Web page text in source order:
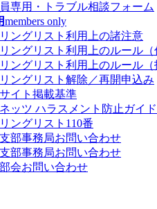
専用・トラブル相談フォーム
members only
ングリスト利用上の諸注意
ングリスト利用上のルール（
ングリスト利用上のルール（
ングリスト解除／再開申込み
イト掲載基準
ッツ ハラスメント防止ガイ
ングリスト110番
部事務局お問い合わせ
部事務局お問い合わせ
会お問い合わせ